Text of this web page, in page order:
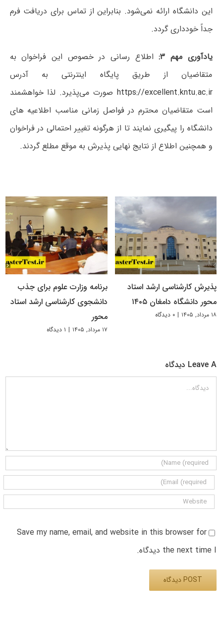
این دانشگاه ارائه نمی‌شود. بنابراین از تماس برای دریافت فرم
جداً خودداری گردد.
یادآوری مهم ۳:
اطلاع رسانی در خصوص این فراخوان به
متقاضیان از طریق پایگاه اینترنتی به آدرس
https://excellent.kntu.ac.ir صورت می‌پذیرد. لذا خواهشمند
است متقاضیان محترم در فواصل زمانی مناسب اطلاعیه های
دانشگاه را پیگیری نمایند تا از هرگونه تغییر احتمالی در فراخوان
و همچنین اطلاع از نتایج نهایی پذیرش به موقع مطلع گردند.
پذیرش کارشناسی ارشد استاد
محور دانشگاه دامغان ۱۴۰۵
۱۸ مرداد, ۱۴۰۵ | ۰ دیدگاه
برنامه وزارت علوم برای جذب
دانشجوی کارشناسی ارشد استاد
محور
۱۷ مرداد, ۱۴۰۵ | ۱ دیدگاه
Leave A دیدگاه
دیدگاه
Save my name, email, and website in this browser for
the next time I دیدگاه.